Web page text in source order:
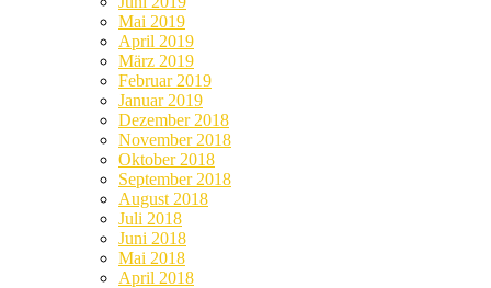
Mai 2019
April 2019
März 2019
Februar 2019
Januar 2019
Dezember 2018
November 2018
Oktober 2018
September 2018
August 2018
Juli 2018
Juni 2018
Mai 2018
April 2018